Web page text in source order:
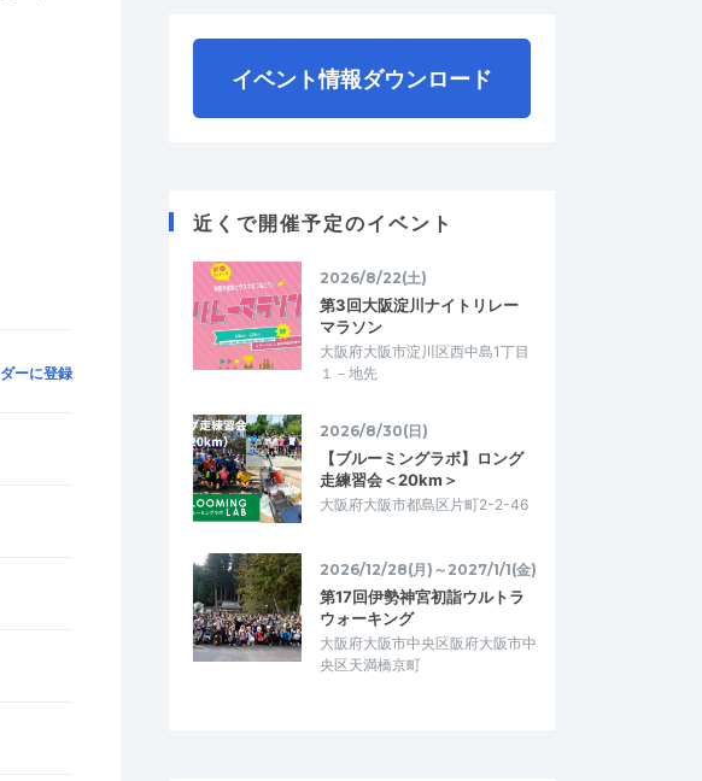
ーに登録
イベント情報ダウンロード
近くで開催予定のイベント
2026/8/22(土)
第3回大阪淀川ナイトリレー
マラソン
大阪府大阪市淀川区西中島1丁目
１－地先
2026/8/30(日)
【ブルーミングラボ】ロング
走練習会＜20km＞
大阪府大阪市都島区片町2-2-46
2026/12/28(月)～2027/1/1(金)
第17回伊勢神宮初詣ウルトラ
ウォーキング
大阪府大阪市中央区阪府大阪市中
央区天満橋京町